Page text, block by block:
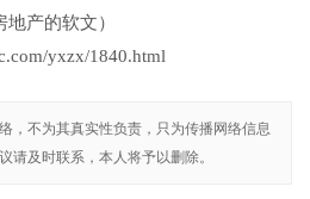
产的软文）
yxzx/1840.html
，不为其真实性负责，只为传播网络信息
请及时联系，本人将予以删除。